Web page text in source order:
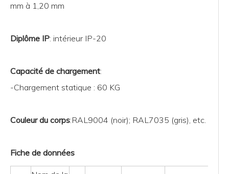
mm à 1,20 mm
Diplôme IP: intérieur IP-20
Capacité de chargement:
-Chargement statique : 60 KG
Couleur du corps:RAL9004 (noir); RAL7035 (gris), etc.
Fiche de données